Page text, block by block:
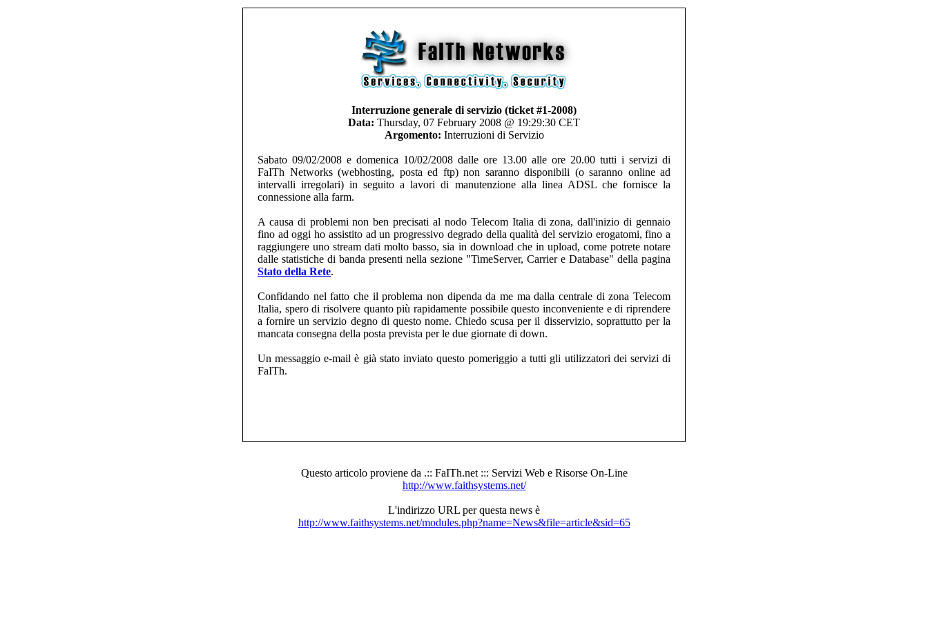
Interruzione generale di servizio (ticket #1-2008)
Data: Thursday, 07 February 2008 @ 19:29:30 CET
Argomento: Interruzioni di Servizio
Sabato 09/02/2008 e domenica 10/02/2008 dalle ore 13.00 alle ore 20.00 tutti i servizi di
FaITh Networks (webhosting, posta ed ftp) non saranno disponibili (o saranno online ad
intervalli irregolari) in seguito a lavori di manutenzione alla linea ADSL che fornisce la
connessione alla farm.
A causa di problemi non ben precisati al nodo Telecom Italia di zona, dall'inizio di gennaio
fino ad oggi ho assistito ad un progressivo degrado della qualità del servizio erogatomi, fino a
raggiungere uno stream dati molto basso, sia in download che in upload, come potrete notare
dalle statistiche di banda presenti nella sezione "TimeServer, Carrier e Database" della pagina
Stato della Rete.
Confidando nel fatto che il problema non dipenda da me ma dalla centrale di zona Telecom
Italia, spero di risolvere quanto più rapidamente possibile questo inconveniente e di riprendere
a fornire un servizio degno di questo nome. Chiedo scusa per il disservizio, soprattutto per la
mancata consegna della posta prevista per le due giornate di down.
Un messaggio e-mail è già stato inviato questo pomeriggio a tutti gli utilizzatori dei servizi di
FaITh.
Questo articolo proviene da .:: FaITh.net ::: Servizi Web e Risorse On-Line
http://www.faithsystems.net/
L'indirizzo URL per questa news è
http://www.faithsystems.net/modules.php?name=News&file=article&sid=65